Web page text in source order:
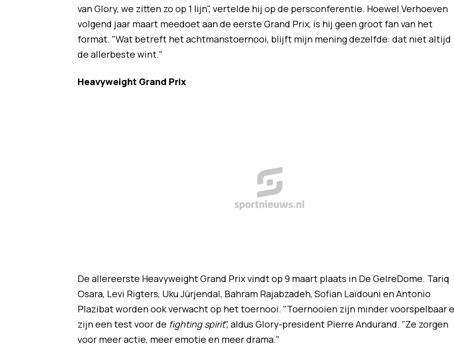
van Glory, we zitten zo op 1 lijn", vertelde hij op de persconferentie. Hoewel Verhoeven
volgend jaar maart meedoet aan de eerste Grand Prix, is hij geen groot fan van het
format. "Wat betreft het achtmanstoernooi, blijft mijn mening dezelfde: dat niet altijd
de allerbeste wint."
Heavyweight Grand Prix
De allereerste Heavyweight Grand Prix vindt op 9 maart plaats in De GelreDome. Tariq
Osara, Levi Rigters, Uku Jürjendal, Bahram Rajabzadeh, Sofian Laïdouni en Antonio
Plazibat worden ook verwacht op het toernooi. "Toernooien zijn minder voorspelbaar
zijn een test voor de fighting spirit", aldus Glory-president Pierre Andurand. "Ze zorgen
voor meer actie, meer emotie en meer drama."